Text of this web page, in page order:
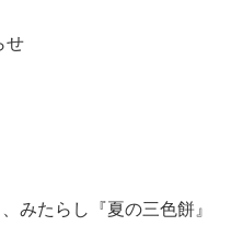
せ
みたらし『夏の三色餅』